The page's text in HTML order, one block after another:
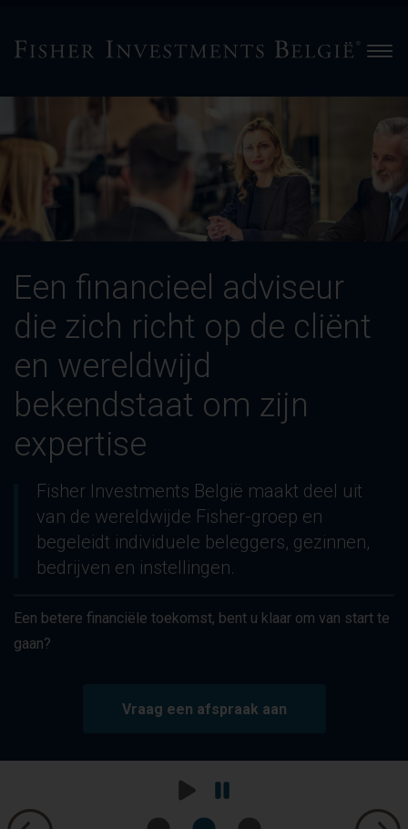
adviseur
richt
op
cliënt
wereldwijd
om
zijn
expertise
Slide
Een financieel adviseur
die zich richt op de cliënt
en wereldwijd
bekendstaat om zijn
expertise
Fisher Investments België maakt deel uit
van de wereldwijde Fisher-groep en
begeleidt individuele beleggers, gezinnen,
bedrijven en instellingen.
Een betere financiële toekomst, bent u klaar om van start te
gaan?
Vraag een afspraak aan
Play
Carousel
Pause
Carousel